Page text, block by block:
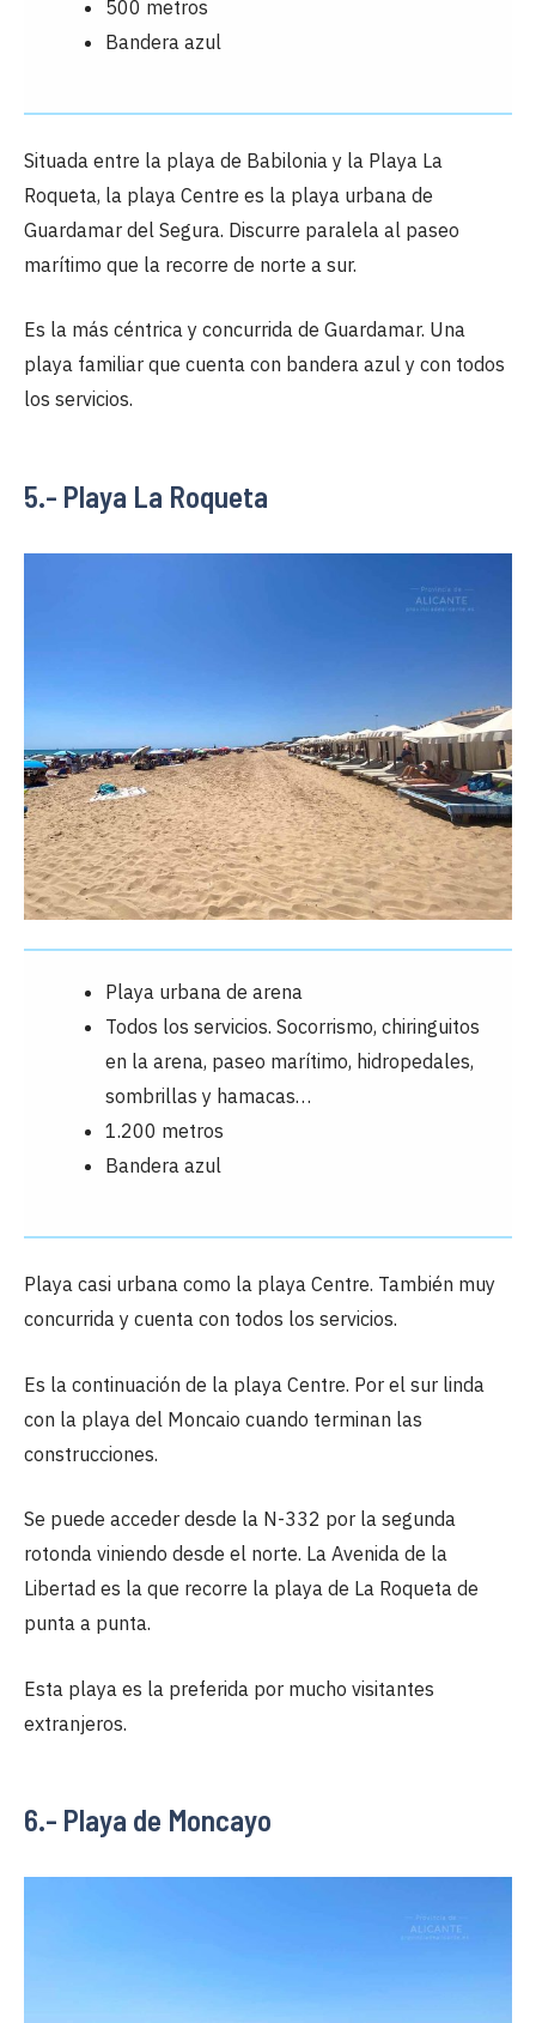
500 metros
Bandera azul
Situada entre la playa de Babilonia y la Playa La
Roqueta, la playa Centre es la playa urbana de
Guardamar del Segura. Discurre paralela al paseo
marítimo que la recorre de norte a sur.
Es la más céntrica y concurrida de Guardamar. Una
playa familiar que cuenta con bandera azul y con todos
los servicios.
5.- Playa La Roqueta
Playa urbana de arena
Todos los servicios. Socorrismo, chiringuitos
en la arena, paseo marítimo, hidropedales,
sombrillas y hamacas…
1.200 metros
Bandera azul
Playa casi urbana como la playa Centre. También muy
concurrida y cuenta con todos los servicios.
Es la continuación de la playa Centre. Por el sur linda
con la playa del Moncaio cuando terminan las
construcciones.
Se puede acceder desde la N-332 por la segunda
rotonda viniendo desde el norte. La Avenida de la
Libertad es la que recorre la playa de La Roqueta de
punta a punta.
Esta playa es la preferida por mucho visitantes
extranjeros.
6.- Playa de Moncayo